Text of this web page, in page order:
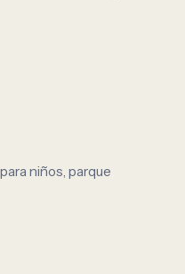
niños, parque